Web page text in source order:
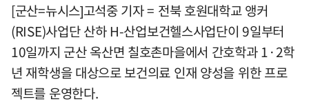
[군산=뉴시스]고석중 기자 = 전북 호원대학교 앵커
(RISE)사업단 산하 H-산업보건헬스사업단이 9일부터
10일까지 군산 옥산면 칠호촌마을에서 간호학과 1·2학
년 재학생을 대상으로 보건의료 인재 양성을 위한 프로
젝트를 운영한다.